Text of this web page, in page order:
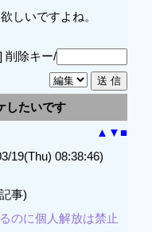
しいですよね。
削除キー/
したいです
▲ ▼■
19(Thu) 08:38:46)
事)
のに個人解放は禁止